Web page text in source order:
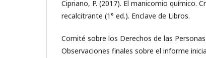
Cipriano, P. (2017). El manicomio químico.
recalcitrante (1° ed.). Enclave de Libros.
Comité sobre los Derechos de las
Observaciones finales sobre el informe